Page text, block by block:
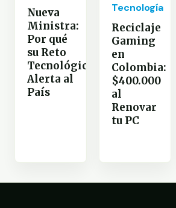
Nueva
Ministra:
Por qué
su Reto
Tecnológico
Alerta al
País
Tecnología
Reciclaje
Gaming
en
Colombia:
$400.000
al
Renovar
tu PC